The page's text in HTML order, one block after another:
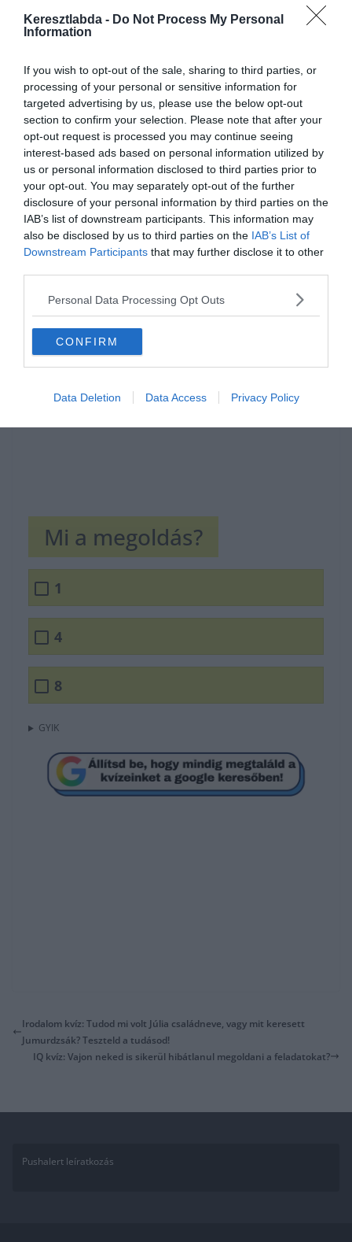
Keresztlabda - Do Not Process My Personal
Information
If you wish to opt-out of the sale, sharing to third parties, or
processing of your personal or sensitive information for
targeted advertising by us, please use the below opt-out
section to confirm your selection. Please note that after your
opt-out request is processed you may continue seeing
interest-based ads based on personal information utilized by
us or personal information disclosed to third parties prior to
your opt-out. You may separately opt-out of the further
disclosure of your personal information by third parties on the
IAB’s list of downstream participants. This information may
also be disclosed by us to third parties on the IAB’s List of
Downstream Participants that may further disclose it to other
Personal Data Processing Opt Outs
CONFIRM
Data Deletion Data Access Privacy Policy
feladatunkvan, amivel karbantarthatod az
továbbiérdekes napi feladatokat találhatsz!
Mi a megoldás?
1
4
8
GYIK
Irodalom kvíz: Tudod mi volt Júlia családneve, vagy mit keresett
Jumurdzsák? Teszteld a tudásod!
IQ kvíz: Vajon neked is sikerül hibátlanul megoldani a feladatokat?
Pushalert leíratkozás